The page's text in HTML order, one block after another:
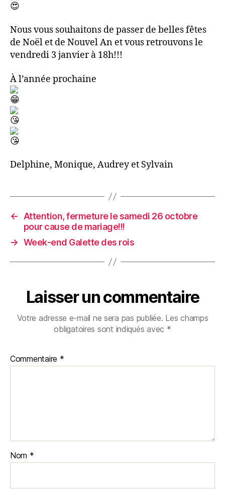
Nous vous souhaitons de passer de belles fêtes
de Noël et de Nouvel An et vous retrouvons le
vendredi 3 janvier à 18h!!!
À l’année prochaine
Delphine, Monique, Audrey et Sylvain
← Attention, fermeture le samedi 26 octobre
pour cause de mariage!!!
→ Week-end Galette des rois
Laisser un commentaire
Votre adresse e-mail ne sera pas publiée. Les champs
obligatoires sont indiqués avec *
Commentaire *
Nom *